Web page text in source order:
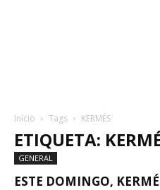
Inicio Tags KERMÉS
ETIQUETA:
GENERAL
ESTE DOMINGO,